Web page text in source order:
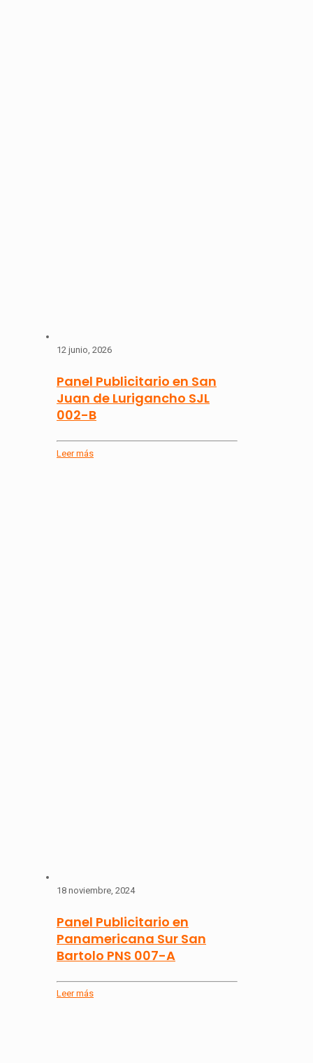
12 junio, 2026
Panel Publicitario en San
Juan de Lurigancho SJL
002-B
Leer más
18 noviembre, 2024
Panel Publicitario en
Panamericana Sur San
Bartolo PNS 007-A
Leer más